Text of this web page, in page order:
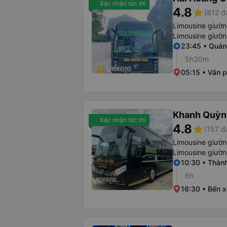
Xác nhận tức thì
4.8star (812
Limousine
Limousine
23:45 •
5h30m
05:15 • Văn
Xác nhận tức thì Khanh
4.8star (157
Limousine
Limousine
10:30 •
6h
16:30 • Bến